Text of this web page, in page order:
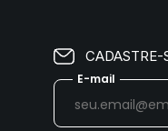
CADASTRE-
E-mail